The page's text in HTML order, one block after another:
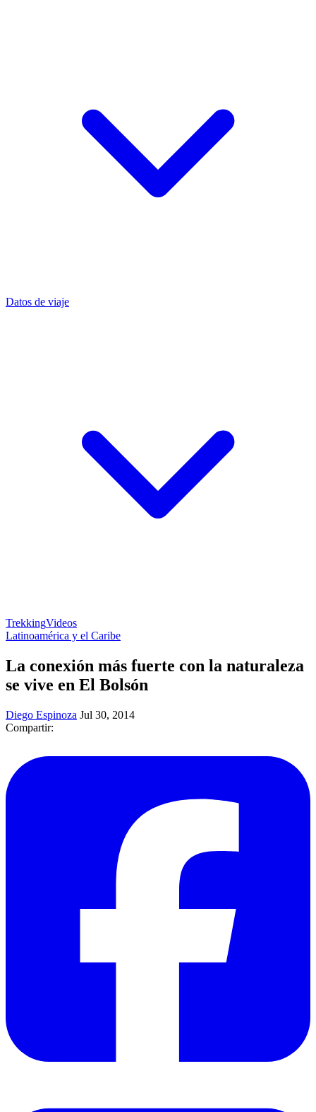
Datos de viaje
TrekkingVideos
Latinoamérica y el Caribe
La conexión más fuerte con la naturaleza
se vive en El Bolsón
Diego Espinoza Jul 30, 2014
Compartir: